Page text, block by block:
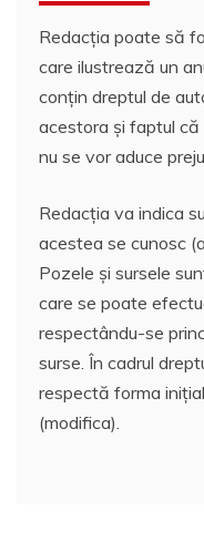
Redacția poate să
care ilustrează un
conțin dreptul de
acestora și faptul
nu se vor aduce
Redacția va indica
acestea se cunosc
Pozele și sursele
care se poate
respectându-se
surse. În cadrul
respectă forma
(modifica).